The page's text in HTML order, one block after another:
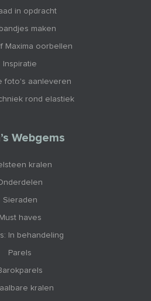
in opdracht
maken
Maxima oorbellen
Inspiratie
foto's aanleveren
rond elastiek
Webgems
kralen
Sieraden
Must haves
In behandeling
Parels
kralen